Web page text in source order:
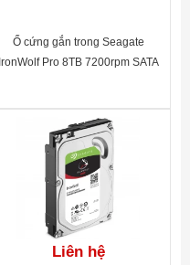
Ổ cứng gắn trong Seagate
IronWolf Pro 8TB 7200rpm SATA
Liên hệ